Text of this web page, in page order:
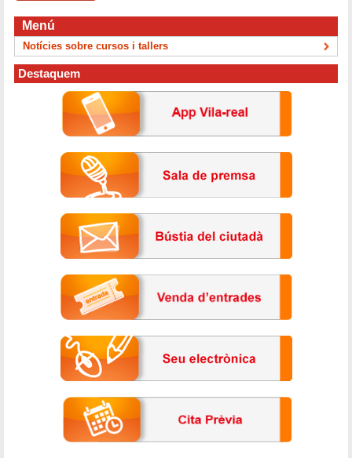
Menú
Notícies sobre cursos i tallers
Destaquem